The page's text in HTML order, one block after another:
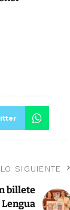
SIGUIENTE
billete